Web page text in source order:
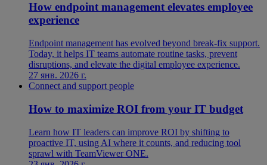
How endpoint management elevates employee
experience
Endpoint management has evolved beyond break-fix support.
Today, it helps IT teams automate routine tasks, prevent
disruptions, and elevate the digital employee experience.
27 янв. 2026 г.
Connect and support people
How to maximize ROI from your IT budget
Learn how IT leaders can improve ROI by shifting to
proactive IT, using AI where it counts, and reducing tool
sprawl with TeamViewer ONE.